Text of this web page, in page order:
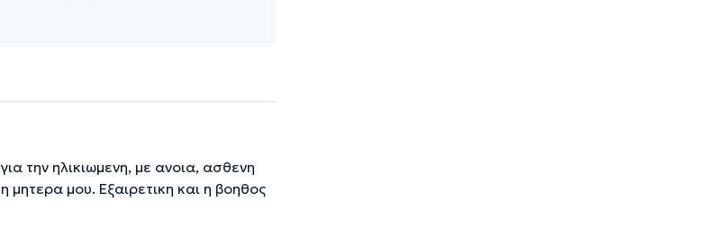
την ηλικιωμενη, με ανοια, ασθενη
μητερα μου. Εξαιρετικη και η βοηθος